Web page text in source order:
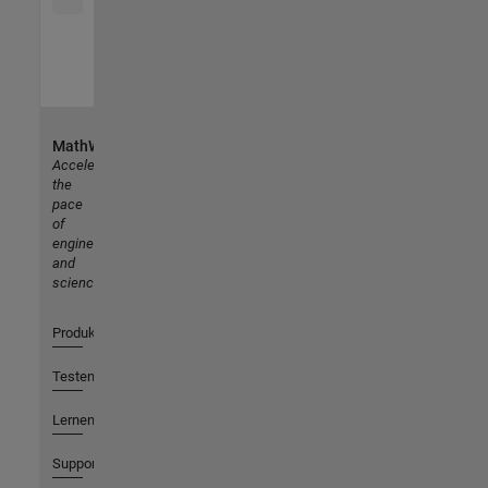
MathWorks
Accelerating
the
pace
of
engineering
and
science
Produkte
Testen oder Kaufen
Lernen
Support